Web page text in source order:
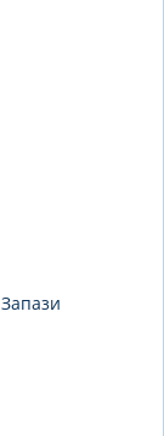
Запази